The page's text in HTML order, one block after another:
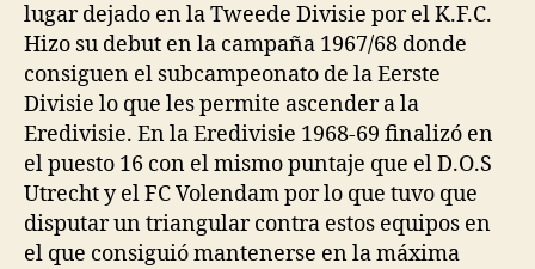
lugar dejado en la Tweede Divisie por el K.F.C.
Hizo su debut en la campaña 1967/68 donde
consiguen el subcampeonato de la Eerste
Divisie lo que les permite ascender a la
Eredivisie. En la Eredivisie 1968-69 finalizó en
el puesto 16 con el mismo puntaje que el D.O.S
Utrecht y el FC Volendam por lo que tuvo que
disputar un triangular contra estos equipos en
el que consiguió mantenerse en la máxima